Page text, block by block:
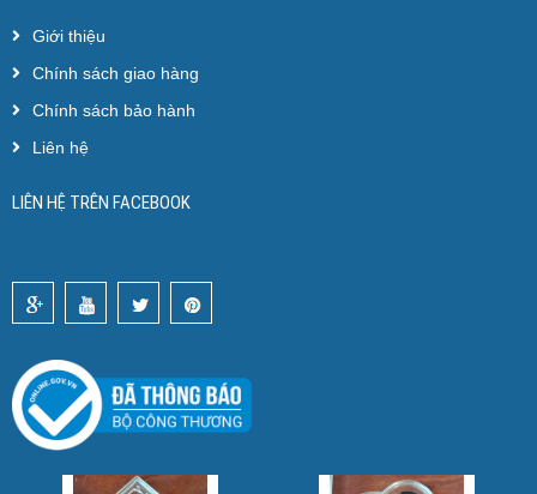
Giới thiệu
Chính sách giao hàng
Chính sách bảo hành
Liên hệ
LIÊN HỆ TRÊN FACEBOOK